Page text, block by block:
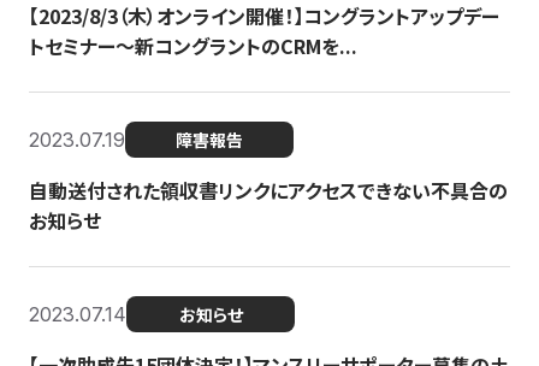
【2023/8/3（木）オンライン開催！】コングラントアップデー
トセミナー〜新コングラントのCRMを...
2023.07.19 障害報告
自動送付された領収書リンクにアクセスできない不具合の
お知らせ
2023.07.14 お知らせ